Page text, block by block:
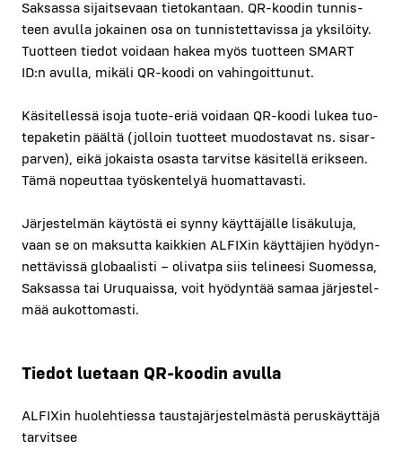
Sak­sas­sa sijait­se­vaan tie­to­kan­taan. QR-koo­din tun­nis­
teen avul­la jokai­nen osa on tun­nis­tet­ta­vis­sa ja yksi­löi­ty.
Tuot­teen tie­dot voi­daan hakea myös tuot­teen SMART
ID:n avul­la, mikä­li QR-koo­di on vahin­goit­tu­nut.
Käsi­tel­les­sä iso­ja tuo­te-eriä voi­daan QR-koo­di lukea tuo­
te­pa­ke­tin pääl­tä (jol­loin tuot­teet muo­dos­ta­vat ns. sisar­
par­ven), eikä jokais­ta osas­ta tar­vit­se käsi­tel­lä erik­seen.
Tämä nopeut­taa työs­ken­te­lyä huo­mat­ta­vas­ti.
Jär­jes­tel­män käy­tös­tä ei syn­ny käyt­tä­jäl­le lisä­ku­lu­ja,
vaan se on mak­sut­ta kaik­kien ALFIXin käyt­tä­jien hyö­dyn­
net­tä­vis­sä glo­baa­lis­ti – oli­vat­pa siis teli­nee­si Suo­mes­sa,
Sak­sas­sa tai Uruquais­sa, voit hyö­dyn­tää samaa jär­jes­tel­
mää aukot­to­mas­ti.
Tie­dot lue­taan QR-koo­din avul­la
ALFIXin huo­leh­ties­sa taus­ta­jär­jes­tel­mäs­tä perus­käyt­tä­jä
tar­vit­see